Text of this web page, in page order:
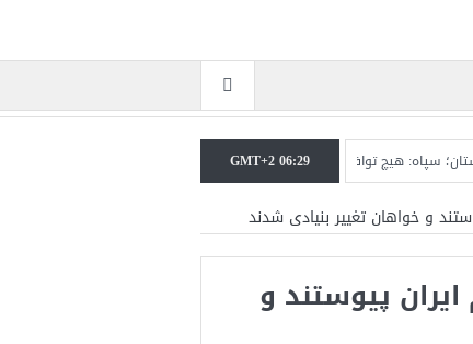
هیچ توافقی را نهایی نخواهیم کرد+تحلیل
GMT+2 06:29
و خواهان تغییر بنیادی شدند
پیوستند و